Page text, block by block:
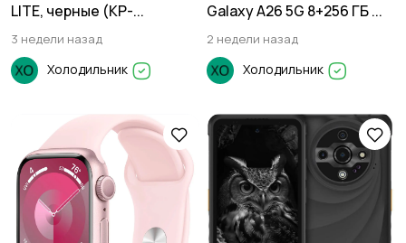
LITE, черные (KP-...
3 недели назад
Холодильник
Galaxy A26 5G 8+256 ГБ ...
2 недели назад
Холодильник